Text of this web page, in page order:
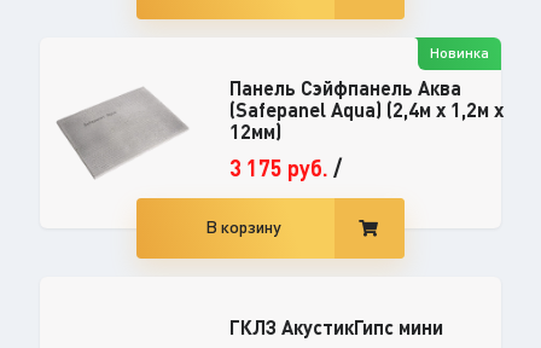
Новинка
Панель Сэйфпанель Аква
(Safepanel Aqua) (2,4м x 1,2м x
12мм)
3 175 руб. /
В корзину
ГКЛЗ АкустикГипс мини